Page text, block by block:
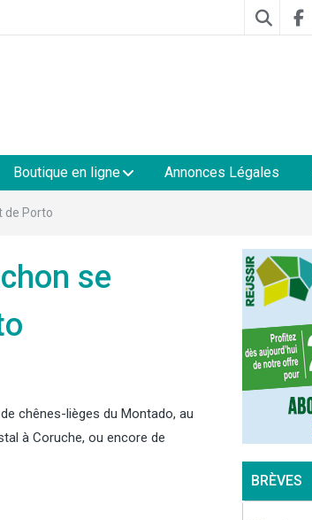
Boutique en ligne Annonces Légales
de Porto
se
chênes-lièges du Montado, au
à Coruche, ou encore de
BRÈVES